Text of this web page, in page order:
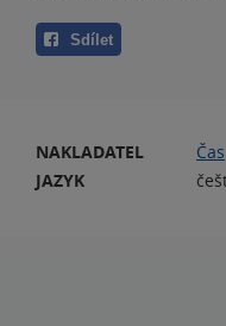
Sdílet
NAKLADATEL
Čas
JAZYK